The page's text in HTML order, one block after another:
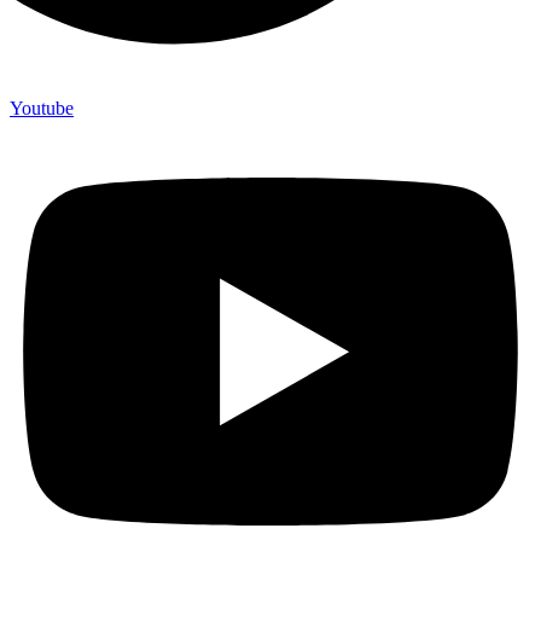
Youtube